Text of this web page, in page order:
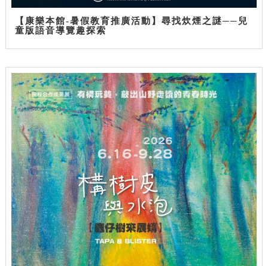
【康樂本館-暑假教育推廣活動】尋找炊煙之謎──兒
童版語音導覽趣探索